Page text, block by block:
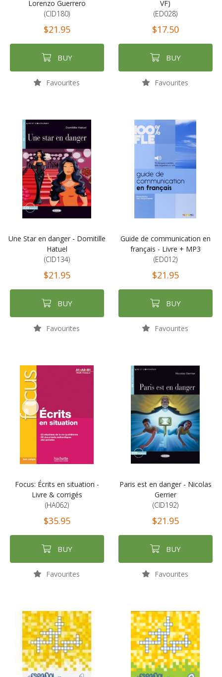
Lorenzo Guerrero
(CID180)
$21.95
BUY
Favourites
VF)
(ED028)
$17.50
BUY
Favourites
Une Star en danger - Domitille
Hatuel
(CID134)
$21.95
BUY
Favourites
Guide de communication en
français - Livre + MP3
(ED012)
$21.95
BUY
Favourites
Focus: Écrits en situation -
Livre & corrigés
(HA062)
$35.95
BUY
Favourites
Paris est en danger - Nicolas
Gerrier
(CID192)
$21.95
BUY
Favourites